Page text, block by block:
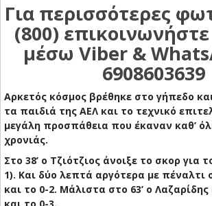
Για περισσότερες
(800)
μέσω Viber &
6908603639
Αρκετός κόσμος βρέθηκε στο γήπεδο
τα παιδιά της ΑΕΛ και το τεχνικό
μεγάλη προσπάθεια που έκαναν καθ’
χρονιάς.
Στο 38’ ο Τζιότζιος άνοιξε το σκορ για
1). Και δύο λεπτά αργότερα με πέναλτι
και το 0-2. Μάλιστα στο 63’ ο